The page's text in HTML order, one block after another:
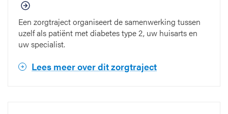
Een zorgtraject organiseert de samenwerking tussen
uzelf als patiënt met diabetes type 2, uw huisarts en
uw specialist.
Lees meer over dit zorgtraject